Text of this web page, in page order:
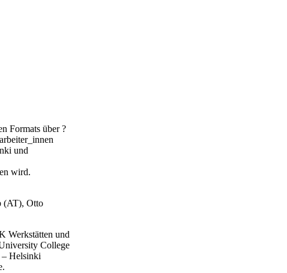
Formats über ?
und
wird.
(AT), Otto
Werkstätten und
College
– Helsinki